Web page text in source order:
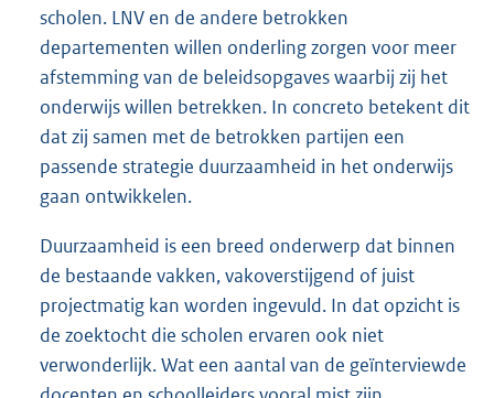
scholen. LNV en de andere betrokken
departementen willen onderling zorgen voor meer
afstemming van de beleidsopgaves waarbij zij het
onderwijs willen betrekken. In concreto betekent dit
dat zij samen met de betrokken partijen een
passende strategie duurzaamheid in het onderwijs
gaan ontwikkelen.
Duurzaamheid is een breed onderwerp dat binnen
de bestaande vakken, vakoverstijgend of juist
projectmatig kan worden ingevuld. In dat opzicht is
de zoektocht die scholen ervaren ook niet
verwonderlijk. Wat een aantal van de geïnterviewde